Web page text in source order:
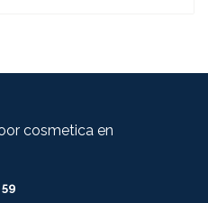
cosmetica en